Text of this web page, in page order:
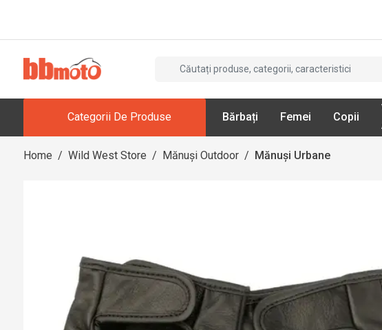
Categorii De Produse Bărbați Femei Copii
Home / Wild West Store / Mănuși Outdoor / Mănuși Urbane